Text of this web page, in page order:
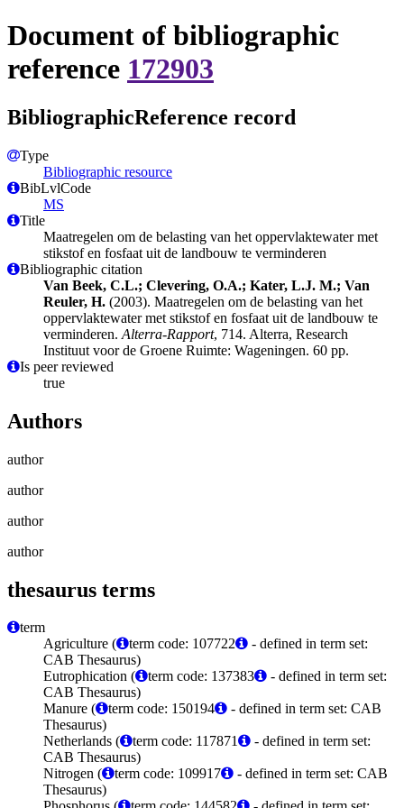
Document of bibliographic
reference 172903
BibliographicReference record
Type
Bibliographic resource
BibLvlCode
MS
Title
Maatregelen om de belasting van het oppervlaktewater met
stikstof en fosfaat uit de landbouw te verminderen
Bibliographic citation
Van Beek, C.L.; Clevering, O.A.; Kater, L.J. M.; Van
Reuler, H. (2003). Maatregelen om de belasting van het
oppervlaktewater met stikstof en fosfaat uit de landbouw te
verminderen. Alterra-Rapport, 714. Alterra, Research
Instituut voor de Groene Ruimte: Wageningen. 60 pp.
Is peer reviewed
true
Authors
author
author
author
author
thesaurus terms
term
Agriculture (
term code: 107722
- defined in term set:
CAB Thesaurus)
Eutrophication (
term code: 137383
- defined in term set:
CAB Thesaurus)
Manure (
term code: 150194
- defined in term set: CAB
Thesaurus)
Netherlands (
term code: 117871
- defined in term set:
CAB Thesaurus)
Nitrogen (
term code: 109917
- defined in term set: CAB
Thesaurus)